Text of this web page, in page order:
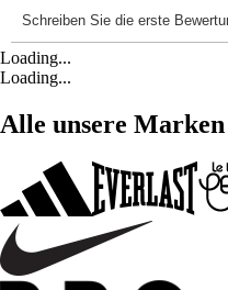
Loading...
Loading...
Alle unsere Marken